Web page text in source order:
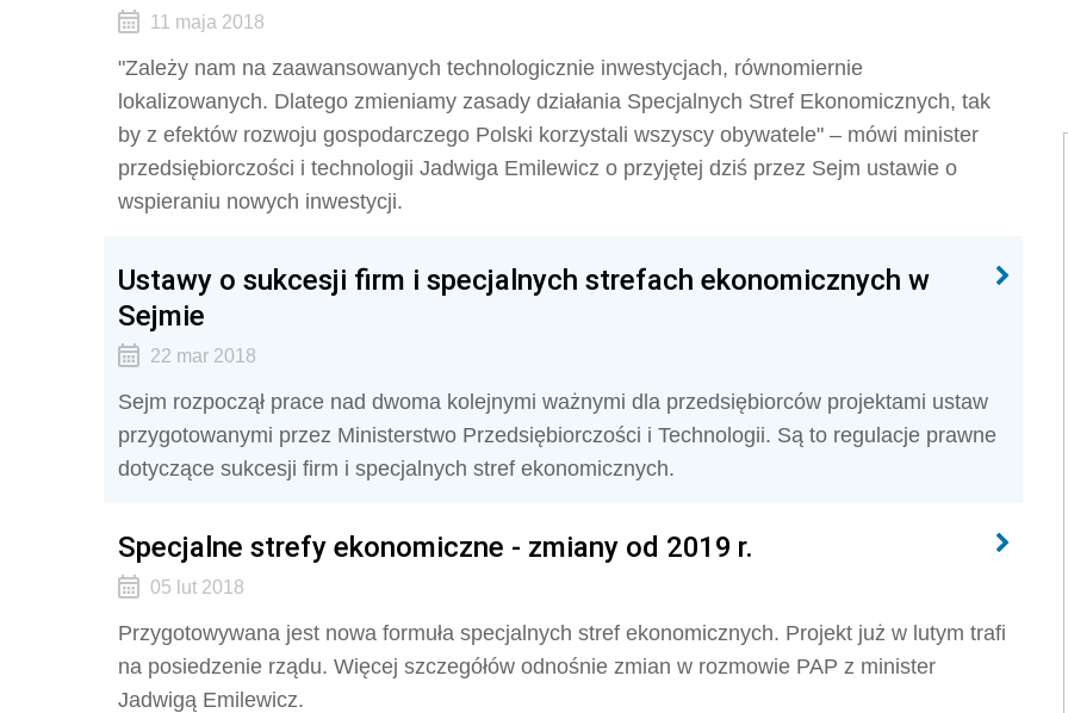
11 maja 2018
"Zależy nam na zaawansowanych technologicznie inwestycjach, równomiernie
lokalizowanych. Dlatego zmieniamy zasady działania Specjalnych Stref Ekonomicznych, tak
by z efektów rozwoju gospodarczego Polski korzystali wszyscy obywatele" – mówi minister
przedsiębiorczości i technologii Jadwiga Emilewicz o przyjętej dziś przez Sejm ustawie o
wspieraniu nowych inwestycji.
Ustawy o sukcesji firm i specjalnych strefach ekonomicznych w
Sejmie
22 mar 2018
Sejm rozpoczął prace nad dwoma kolejnymi ważnymi dla przedsiębiorców projektami ustaw
przygotowanymi przez Ministerstwo Przedsiębiorczości i Technologii. Są to regulacje prawne
dotyczące sukcesji firm i specjalnych stref ekonomicznych.
Specjalne strefy ekonomiczne - zmiany od 2019 r.
05 lut 2018
Przygotowywana jest nowa formuła specjalnych stref ekonomicznych. Projekt już w lutym trafi
na posiedzenie rządu. Więcej szczegółów odnośnie zmian w rozmowie PAP z minister
Jadwigą Emilewicz.